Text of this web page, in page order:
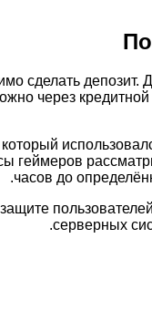
сделать
через
часов до
серверных